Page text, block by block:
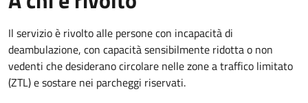
Il servizio è rivolto alle persone con incapacità di
deambulazione, con capacità sensibilmente ridotta o non
vedenti che desiderano circolare nelle zone a traffico limitato
(ZTL) e sostare nei parcheggi riservati.